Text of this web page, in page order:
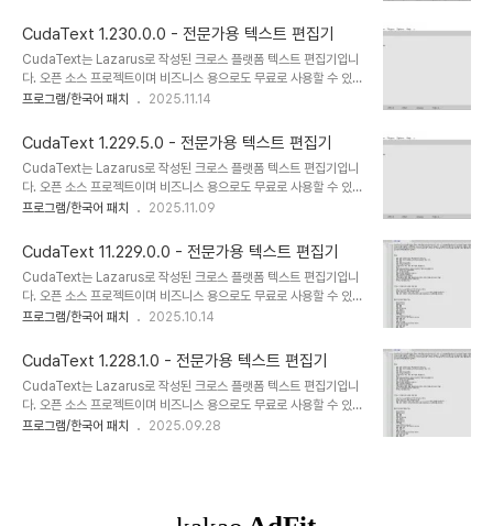
서, 외부 도구와 같은 Python 추가 기능으로 확장 할 수 있습니다. 구
문 파서는 EControl 엔진을 기반으로 기능이 풍부합니다 (일부 경쟁
사만큼 빠르지는 않지만).특징많은 언어 (250개 이상의 렉서)에 대한
구문 강조.코드 트리: 렉서가 허용하는 경우 함수/클래스 등의 구조.코
드 접기.다중 캐럿 및 다중 선택.정규식으로 찾기/바꾸기.JSON 형식
CudaText 1.230.0.0 - 전문가용 텍스트 편집기
CudaText는 Lazarus로 작성된 크로스 플랫폼 텍스트 편집기입니
다. 오픈 소스 프로젝트이며 비즈니스 용으로도 무료로 사용할 수 있습
니다. 매우 빠르게 시작됩니다. Linux on CPU Intel Core i3 3Hz
서, 외부 도구와 같은 Python 추가 기능으로 확장 할 수 있습니다. 구
문 파서는 EControl 엔진을 기반으로 기능이 풍부합니다 (일부 경쟁
사만큼 빠르지는 않지만). 특징많은 언어 (250개 이상의 렉서)에 대
한 구문 강조.코드 트리: 렉서가 허용하는 경우 함수/클래스 등의 구조.
코드 접기.다중 캐럿 및 다중 선택.정규식으로 찾기/바꾸기.JSON 형
프로그램/한국어 패치 2025.11.14
CudaText 1.229.5.0 - 전문가용 텍스트 편집기
CudaText는 Lazarus로 작성된 크로스 플랫폼 텍스트 편집기입니
다. 오픈 소스 프로젝트이며 비즈니스 용으로도 무료로 사용할 수 있습
니다. 매우 빠르게 시작됩니다. Linux on CPU Intel Core i3 3Hz
서, 외부 도구와 같은 Python 추가 기능으로 확장 할 수 있습니다. 구
문 파서는 EControl 엔진을 기반으로 기능이 풍부합니다 (일부 경쟁
사만큼 빠르지는 않지만). 특징많은 언어 (250개 이상의 렉서)에 대
한 구문 강조.코드 트리: 렉서가 허용하는 경우 함수/클래스 등의 구조.
코드 접기.다중 캐럿 및 다중 선택.정규식으로 찾기/바꾸기.JSON 형
프로그램/한국어 패치 2025.11.09
CudaText 11.229.0.0 - 전문가용 텍스트 편집기
CudaText는 Lazarus로 작성된 크로스 플랫폼 텍스트 편집기입니
다. 오픈 소스 프로젝트이며 비즈니스 용으로도 무료로 사용할 수 있습
니다. 매우 빠르게 시작됩니다. Linux on CPU Intel Core i3 3Hz
서, 외부 도구와 같은 Python 추가 기능으로 확장 할 수 있습니다. 구
문 파서는 EControl 엔진을 기반으로 기능이 풍부합니다 (일부 경쟁
사만큼 빠르지는 않지만). 특징많은 언어 (250개 이상의 렉서)에 대
한 구문 강조.코드 트리: 렉서가 허용하는 경우 함수/클래스 등의 구조.
코드 접기.다중 캐럿 및 다중 선택.정규식으로 찾기/바꾸기.JSON 형
프로그램/한국어 패치 2025.10.14
CudaText 1.228.1.0 - 전문가용 텍스트 편집기
CudaText는 Lazarus로 작성된 크로스 플랫폼 텍스트 편집기입니
다. 오픈 소스 프로젝트이며 비즈니스 용으로도 무료로 사용할 수 있습
니다. 매우 빠르게 시작됩니다. Linux on CPU Intel Core i3 3Hz
한 구문 강조.코드 트리: 렉서가 허용하는 경우 함수/클래스 등의 구조.
프로그램/한국어 패치 2025.09.28